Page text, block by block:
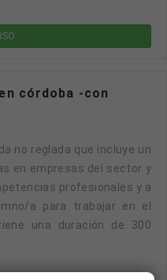
en empresas del sector y
profesionales y a
a para trabajar en el
una duración de 300